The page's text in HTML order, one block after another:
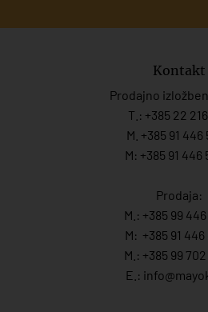
Kontakt
Prodajno
T.: +385 22
M. +385 91 446
M: +385 91 446
Prodaja:
M.: +385 99
M: +385 91 446
M.: +385 99
E.: